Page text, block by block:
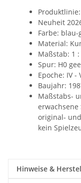
Produktlinie:
Neuheit
Farbe:
Material:
Maßstab: 1 :
Spur: H0
Epoche: IV -
Baujahr:
Maßstabs-
erwachsene
original-
kein
Hinweise &